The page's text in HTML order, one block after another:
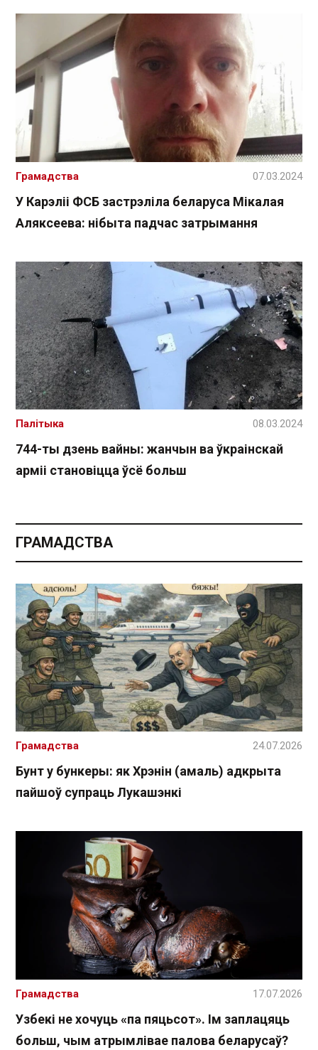
У Карэліі ФСБ застрэліла беларуса Мікалая
Аляксеева: нібыта падчас затрымання
Грамадства 07.03.2024
744-ты дзень вайны: жанчын ва ўкраінскай
арміі становіцца ўсё больш
Палітыка 08.03.2024
ГРАМАДСТВА
Бунт у бункеры: як Хрэнін (амаль) адкрыта
пайшоў супраць Лукашэнкі
Грамадства 24.07.2026
Узбекі не хочуць «па пяцьсот». Ім заплацяць
больш, чым атрымлівае палова беларусаў?
Грамадства 17.07.2026